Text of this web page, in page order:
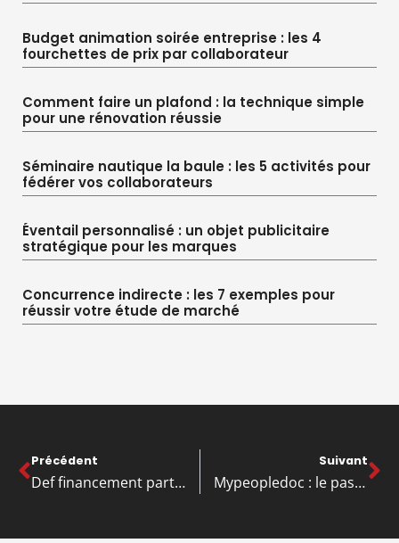
Budget animation soirée entreprise : les 4
fourchettes de prix par collaborateur
Comment faire un plafond : la technique simple
pour une rénovation réussie
Séminaire nautique la baule : les 5 activités pour
fédérer vos collaborateurs
Éventail personnalisé : un objet publicitaire
stratégique pour les marques
Concurrence indirecte : les 7 exemples pour
réussir votre étude de marché
Précédent
Def financement participatif : le concept et ses principales variantes, comment fonctionne-t-il ?
Suivant
Mypeopledoc : le pas-à-pas pour activer et télécharger vos bulletins de paie ?